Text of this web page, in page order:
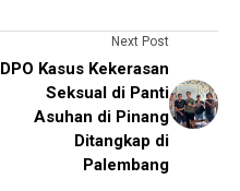
Next Post
DPO Kasus Kekerasan
Seksual di Panti
Asuhan di Pinang
Ditangkap di
Palembang